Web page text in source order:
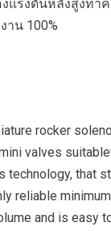
แรงดันหลังสูงทำ
าน 100%
rocker
valves
technology, that
reliable
and is easy